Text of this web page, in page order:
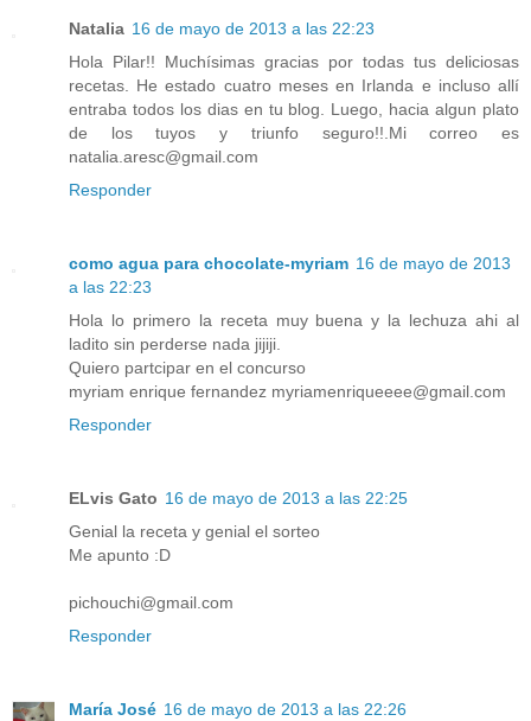
Natalia 16 de mayo de 2013 a las 22:23
Hola Pilar!! Muchísimas gracias por todas tus deliciosas
recetas. He estado cuatro meses en Irlanda e incluso allí
entraba todos los dias en tu blog. Luego, hacia algun plato
de los tuyos y triunfo seguro!!.Mi correo es
natalia.aresc@gmail.com
Responder
como agua para chocolate-myriam 16 de mayo de 2013
a las 22:23
Hola lo primero la receta muy buena y la lechuza ahi al
ladito sin perderse nada jijiji.
Quiero partcipar en el concurso
myriam enrique fernandez myriamenriqueeee@gmail.com
Responder
ELvis Gato 16 de mayo de 2013 a las 22:25
Genial la receta y genial el sorteo
Me apunto :D
pichouchi@gmail.com
Responder
María José 16 de mayo de 2013 a las 22:26